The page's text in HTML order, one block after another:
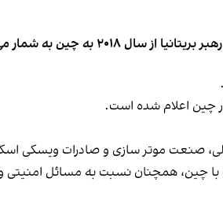
چین اعلام شده است.
صنعت موتر سازی و صادرات ویسکی
با چین، همچنان نسبت به مسائل امنیتی